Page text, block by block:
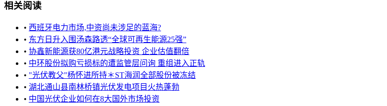
相关阅读
• 西班牙电力市场,中资尚未涉足的蓝海?
• 东方日升入围汤森路透“全球可再生能源25强”
• 协鑫新能源获80亿港元战略投资 企业估值翻倍
• 中环股份拟购亏损标的遭监管层问询 重组进入正轨
• "光伏教父"杨怀进所持＊ST海润全部股份被冻结
• 湖北通山县南林桥镇光伏发电项目火热蓬勃
• 中国光伏企业如何在8大国外市场投资